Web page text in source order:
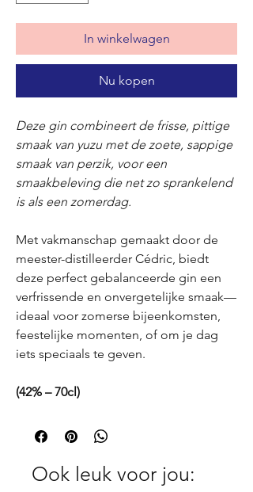
In winkelwagen
Nu kopen
Deze gin combineert de frisse, pittige
smaak van yuzu met de zoete, sappige
smaak van perzik, voor een
smaakbeleving die net zo sprankelend
is als een zomerdag.
Met vakmanschap gemaakt door de
meester-distilleerder Cédric, biedt
deze perfect gebalanceerde gin een
verfrissende en onvergetelijke smaak—
ideaal voor zomerse bijeenkomsten,
feestelijke momenten, of om je dag
iets speciaals te geven.
(42% – 70cl)
Ook leuk voor jou: